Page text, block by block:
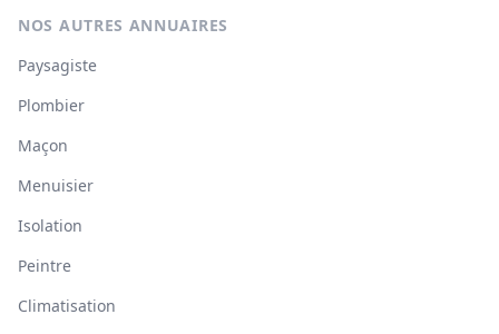
NOS AUTRES ANNUAIRES
Paysagiste
Plombier
Maçon
Menuisier
Isolation
Peintre
Climatisation